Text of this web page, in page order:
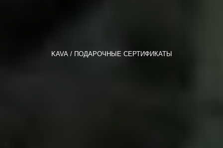
KAVA ПОДАРОЧНЫЕ СЕРТИФИКАТЫ